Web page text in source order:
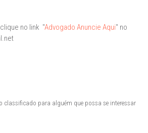
no link "Advogado Anuncie Aqui" no
classificado para alguém que possa se interessar